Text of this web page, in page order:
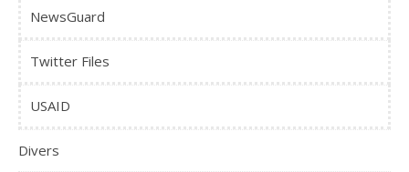
NewsGuard
Twitter Files
USAID
Divers